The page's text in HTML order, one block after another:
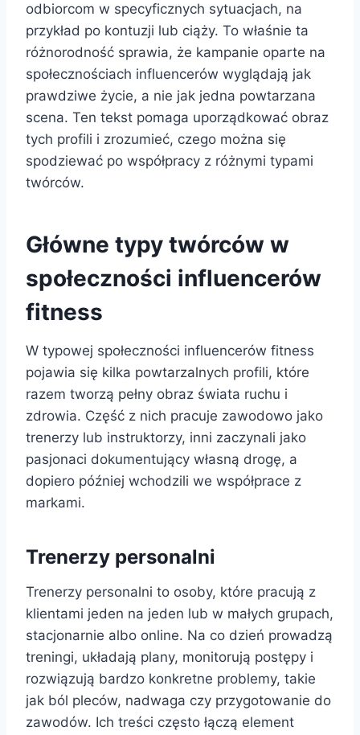
odbiorcom w specyficznych sytuacjach, na
przykład po kontuzji lub ciąży. To właśnie ta
różnorodność sprawia, że kampanie oparte na
społecznościach influencerów wyglądają jak
prawdziwe życie, a nie jak jedna powtarzana
scena. Ten tekst pomaga uporządkować obraz
tych profili i zrozumieć, czego można się
spodziewać po współpracy z różnymi typami
twórców.
Główne typy twórców w
społeczności influencerów
fitness
W typowej społeczności influencerów fitness
pojawia się kilka powtarzalnych profili, które
razem tworzą pełny obraz świata ruchu i
zdrowia. Część z nich pracuje zawodowo jako
trenerzy lub instruktorzy, inni zaczynali jako
pasjonaci dokumentujący własną drogę, a
dopiero później wchodzili we współprace z
markami.
Trenerzy personalni
Trenerzy personalni to osoby, które pracują z
klientami jeden na jeden lub w małych grupach,
stacjonarnie albo online. Na co dzień prowadzą
treningi, układają plany, monitorują postępy i
rozwiązują bardzo konkretne problemy, takie
jak ból pleców, nadwaga czy przygotowanie do
zawodów. Ich treści często łączą element